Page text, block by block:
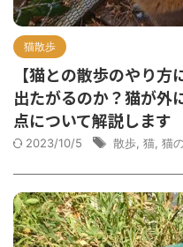
猫散歩
【猫との散歩のやり
出たがるのか？猫が外
点について解説します
2023/10/5 散歩, 猫, 猫